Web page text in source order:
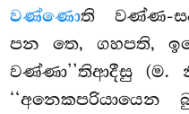
වණ්ණොති වණ්ණ-
පන තෙ, ගහපති,
වණ්ණා’’තිආදීසු